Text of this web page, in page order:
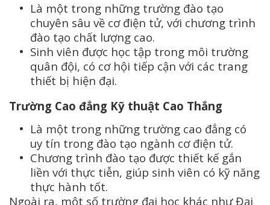
Là một trong những trường đào tạo
chuyên sâu về cơ điện tử, với chương trình
đào tạo chất lượng cao.
Sinh viên được học tập trong môi trường
quân đội, có cơ hội tiếp cận với các trang
thiết bị hiện đại.
Trường Cao đẳng Kỹ thuật Cao Thắng
Là một trong những trường cao đẳng có
uy tín trong đào tạo ngành cơ điện tử.
Chương trình đào tạo được thiết kế gắn
liền với thực tiễn, giúp sinh viên có kỹ năng
thực hành tốt.
Ngoài ra, một số trường đại học khác như Đại